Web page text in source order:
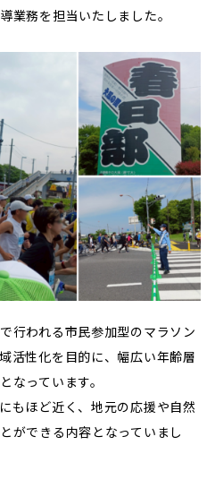
業務を担当いたしました。
行われる市民参加型のマラソン
活性化を目的に、幅広い年齢層
なっています。
もほど近く、地元の応援や自然
ができる内容となっていまし